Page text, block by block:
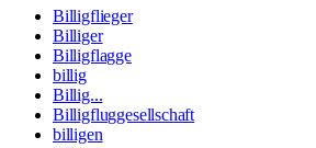
Billigflieger
Billiger
Billigflagge
billig
Billig...
Billigfluggesellschaft
billigen